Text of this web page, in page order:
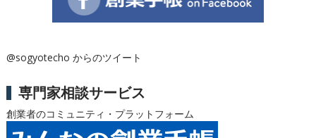
@sogyotecho からのツイート
専門家相談サービス
創業者のコミュニティ・プラットフォーム